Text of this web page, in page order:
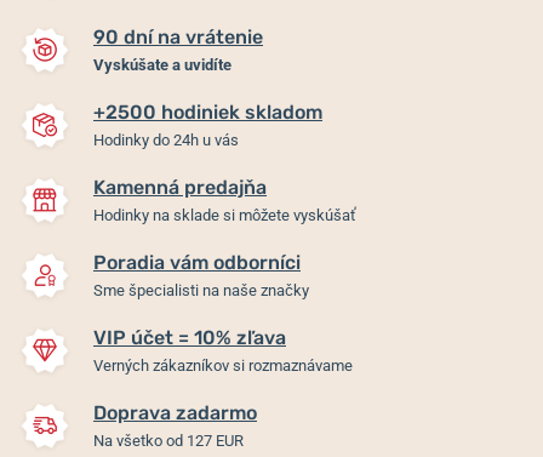
90 dní na vrátenie
Vyskúšate a uvidíte
+2500 hodiniek skladom
Hodinky do 24h u vás
Kamenná predajňa
Hodinky na sklade si môžete vyskúšať
Poradia vám odborníci
Sme špecialisti na naše značky
VIP účet = 10% zľava
Verných zákazníkov si rozmaznávame
Doprava zadarmo
Na všetko od 127 EUR